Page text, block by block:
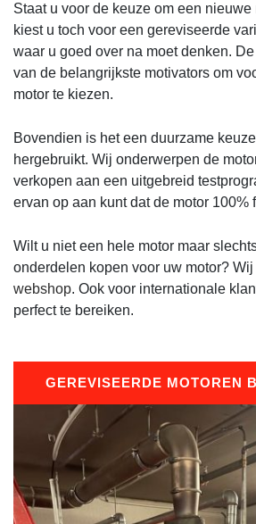
Staat u voor de keuze om een nieuwe
kiest u toch voor een gereviseerde
waar u goed over na moet denken.
van de belangrijkste motivators om
motor te kiezen.
Bovendien is het een duurzame
hergebruikt. Wij onderwerpen de
verkopen aan een uitgebreid
ervan op aan kunt dat de motor 100%
Wilt u niet een hele motor maar
onderdelen kopen voor uw motor?
webshop. Ook voor internationale
perfect te bereiken.
GEREVISEERDE MOTOREN